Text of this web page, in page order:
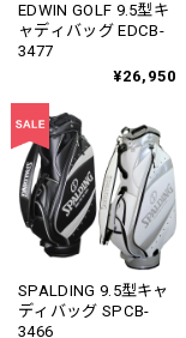
EDWIN GOLF 9.5型キ
ャディバッグ EDCB-
3477
¥26,950
SPALDING 9.5型キャ
ディバッグ SPCB-
3466